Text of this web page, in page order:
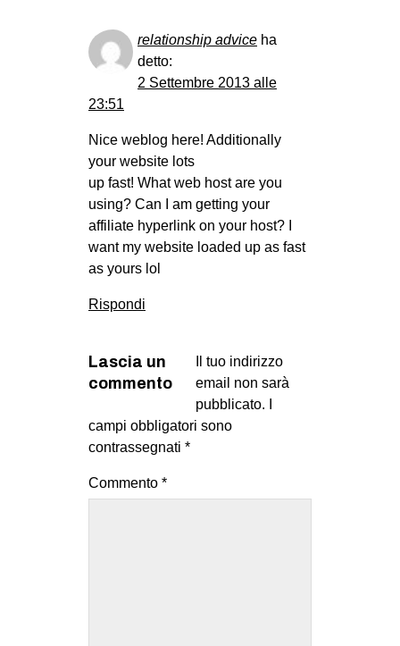
relationship advice ha
detto:
2 Settembre 2013 alle
23:51
Nice weblog here! Additionally
your website lots
up fast! What web host are you
using? Can I am getting your
affiliate hyperlink on your host? I
want my website loaded up as fast
as yours lol
Rispondi
Lascia un
commento
Il tuo indirizzo
email non sarà
pubblicato.
campi obbligatori sono
contrassegnati *
Commento *